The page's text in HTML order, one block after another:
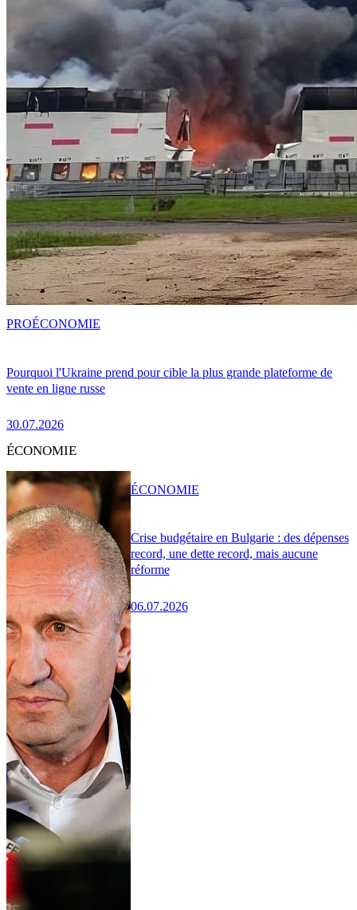
Pourquoi l'Ukraine prend pour cible la plus grande plateforme de
vente en ligne russe
30.07.2026
PROÉCONOMIE
ÉCONOMIE
Crise budgétaire en Bulgarie : des dépenses
record, une dette record, mais aucune
réforme
06.07.2026
ÉCONOMIE